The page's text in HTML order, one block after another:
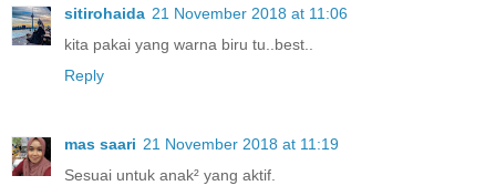
sitirohaida 21 November 2018 at 11:06
kita pakai yang warna biru tu..best..
Reply
mas saari 21 November 2018 at 11:19
Sesuai untuk anak² yang aktif.